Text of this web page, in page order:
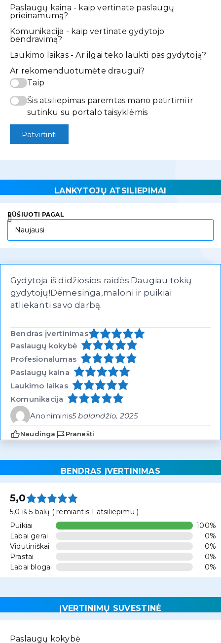
Paslaugų kaina - kaip vertinate paslaugų
prieinamumą?
Komunikacija - kaip vertinate gydytojo
bendravimą?
Laukimo laikas - Ar ilgai teko laukti pas gydytoją?
Ar rekomenduotumėte draugui?
Taip
Šis atsiliepimas paremtas mano patirtimi ir
sutinku su portalo taisyklėmis
Patvirtinti
LANKYTOJŲ ATSILIEPIMAI
RŪŠIUOTI PAGAL
Gydytoja iš didžiosios raidės.Daugiau tokių
gydytojų!Dėmesinga,maloni ir puikiai
atliekanti savo darbą.
Bendras įvertinimas
Paslaugų kokybė
Profesionalumas
Paslaugų kaina
Laukimo laikas
Komunikacija
Anoniminis5 balandžio, 2025
Naudinga Pranešti
BENDRAS ĮVERTINIMAS
5,0
5,0 iš 5 balų ( remiantis 1 atsiliepimu )
Puikiai
100%
Labai gerai
0%
Vidutiniškai
0%
Prastai
0%
Labai blogai
0%
ĮVERTINIMŲ SUVESTINĖ
Paslaugų kokybė